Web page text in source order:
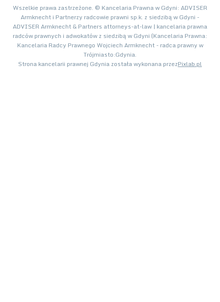
Wszelkie prawa zastrzeżone. © Kancelaria Prawna w Gdyni: ADVISER
Armknecht i Partnerzy radcowie prawni sp.k. z siedzibą w Gdyni -
ADVISER Armknecht & Partners attorneys-at-law | kancelaria prawna
radców prawnych i adwokatów z siedzibą w Gdyni (Kancelaria Prawna:
Kancelaria Radcy Prawnego Wojciech Armknecht - radca prawny w
Trójmiasto:Gdynia.
Strona kancelarii prawnej Gdynia została wykonana przezPixlab.pl